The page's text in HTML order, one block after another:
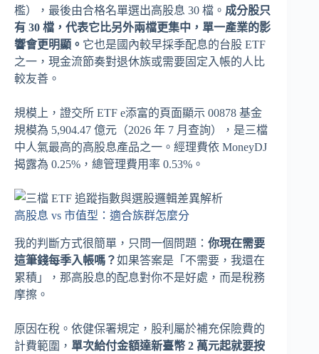
檻），最後由合格名單選出高股息 30 檔。 成分股只
有 30 檔，代表它比另外兩檔更集中，單一產業的影
響會更明顯。 它也是國內較早採季配息的台股 ETF
之一，現金流節奏對退休族或需要固定入帳的人比
較友善。
規模上，證交所 ETF e添富的頁面顯示 00878 基金
規模為 5,904.47 億元（2026 年 7 月查詢），是三檔
中人氣最高的高股息產品之一。經理費依 MoneyDJ
揭露為 0.25%，總管理費用率 0.53%。
高股息 vs 市值型：適合族群怎麼分
我的判斷方式很簡單，只問一個問題： 你現在需要
這筆錢每季入帳嗎？如果答案是「不需要，我還在
累積」，那高股息的配息對你不是好處，而是稅務
摩擦。
原因在稅。依健保署規定，股利屬於補充保險費的
計費範圍， 單次給付金額達新臺幣 2 萬元起就要按